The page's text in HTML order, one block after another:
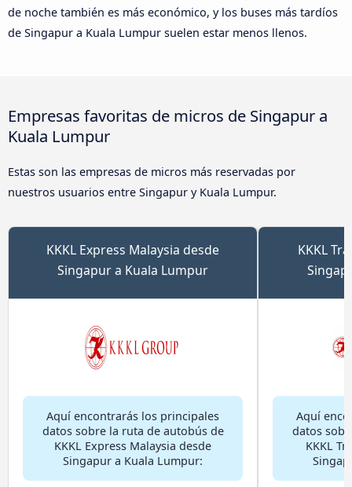
de noche también es más económico, y los buses más tardíos
de Singapur a Kuala Lumpur suelen estar menos llenos.
Empresas favoritas de micros de Singapur a
Kuala Lumpur
Estas son las empresas de micros más reservadas por
nuestros usuarios entre Singapur y Kuala Lumpur.
KKKL Express Malaysia desde
Singapur a Kuala Lumpur
Aquí encontrarás los principales
datos sobre la ruta de autobús de
KKKL Express Malaysia desde
Singapur a Kuala Lumpur:
KKKL
Aquí
datos
KKKL